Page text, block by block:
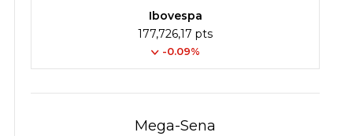
Ibovespa
177,726,17 pts
-0.09%
Mega-Sena